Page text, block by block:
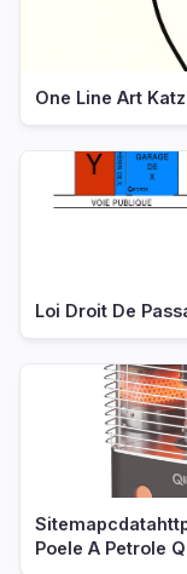
One Line Art
Loi Droit De
Poele A Petrole